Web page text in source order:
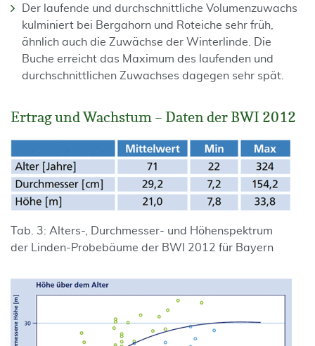
Der laufende und durchschnittliche Volumenzuwachs
kulminiert bei Bergahorn und Roteiche sehr früh,
ähnlich auch die Zuwächse der Winterlinde. Die
Buche erreicht das Maximum des laufenden und
durchschnittlichen Zuwachses dagegen sehr spät.
Ertrag und Wachstum – Daten der BWI 2012
Tab. 3: Alters-, Durchmesser- und Höhenspektrum
der Linden-Probebäume der BWI 2012 für Bayern